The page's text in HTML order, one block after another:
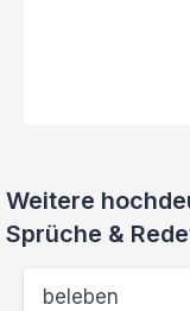
Weitere
Sprüche &
beleben